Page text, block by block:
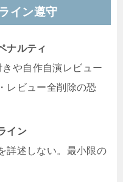
イン遵守
ナルティ
や自作自演レビュー
レビュー全削除の恐
イン
詳述しない。最小限の